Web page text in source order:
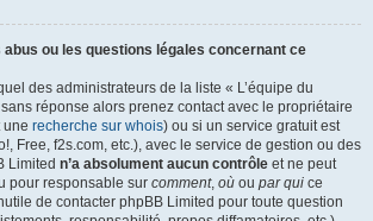
ou les questions légales concernant ce
des administrateurs de la liste « L’équipe du
réponse alors prenez contact avec le propriétaire
une recherche sur whois) ou si un service gratuit est
Free, f2s.com, etc.), avec le service de gestion ou des
Limited n’a absolument aucun contrôle et ne peut
pour responsable sur comment, où ou par qui ce
de contacter phpBB Limited pour toute question